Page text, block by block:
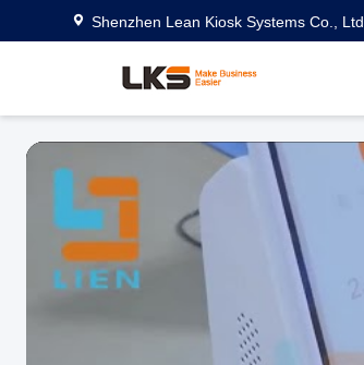
Shenzhen Lean Kiosk Systems Co., Ltd.